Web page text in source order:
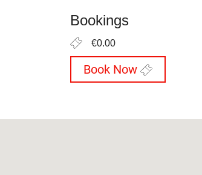
Bookings
€0.00
Book Now